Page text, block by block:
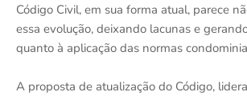
Código Civil, em sua forma atual, parece
essa evolução, deixando lacunas e
quanto à aplicação das normas
A proposta de atualização do Código,